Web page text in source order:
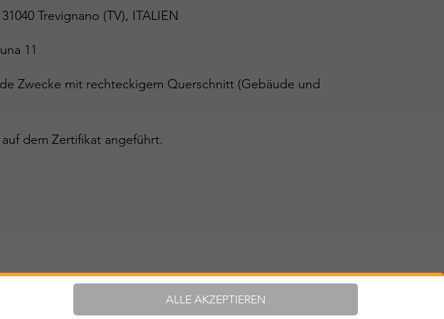
ALLE AKZEPTIEREN
Trevignano (TV), ITALIEN
11
Zwecke mit rechteckigem Querschnitt (Gebäude und
dem Zertifikat angeführt.